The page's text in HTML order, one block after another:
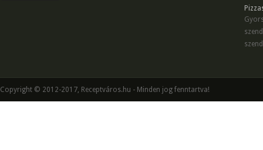
Copyright © 2012-2017, Receptváros.hu - Minden jog fenntartva!